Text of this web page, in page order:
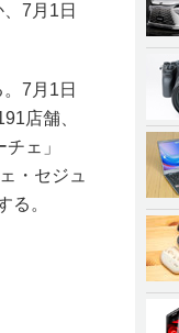
7月1日
7月1日
店舗、
ェ」
・セジュ
る。